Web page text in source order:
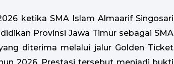
ketika SMA Islam Almaarif Singosari
Provinsi Jawa Timur sebagai SMA
diterima melalui jalur Golden Ticket
2026. Prestasi tersebut menjadi bukti